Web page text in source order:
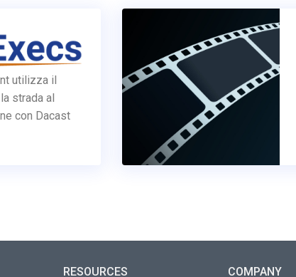
utilizza il
strada al
con Dacast
RESOURCES COMPANY